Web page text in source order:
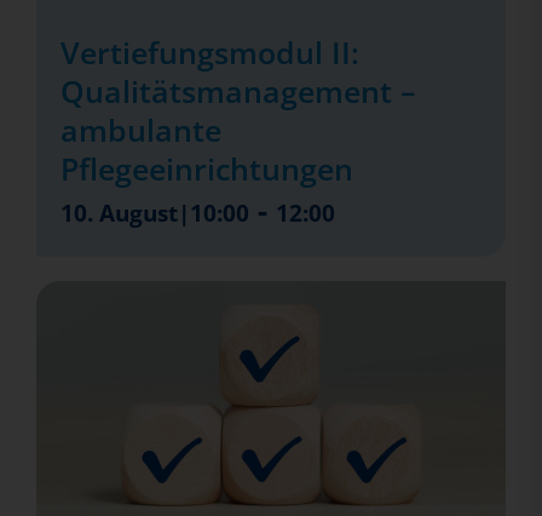
Vertiefungsmodul II:
Qualitätsmanagement –
ambulante
Pflegeeinrichtungen
10. August|10:00 - 12:00